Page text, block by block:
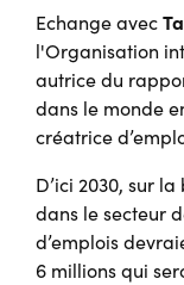
Echange avec
l'Organisation
autrice du
dans le monde
créatrice
D’ici 2030, sur
dans le secteur
d’emplois
6 millions qui